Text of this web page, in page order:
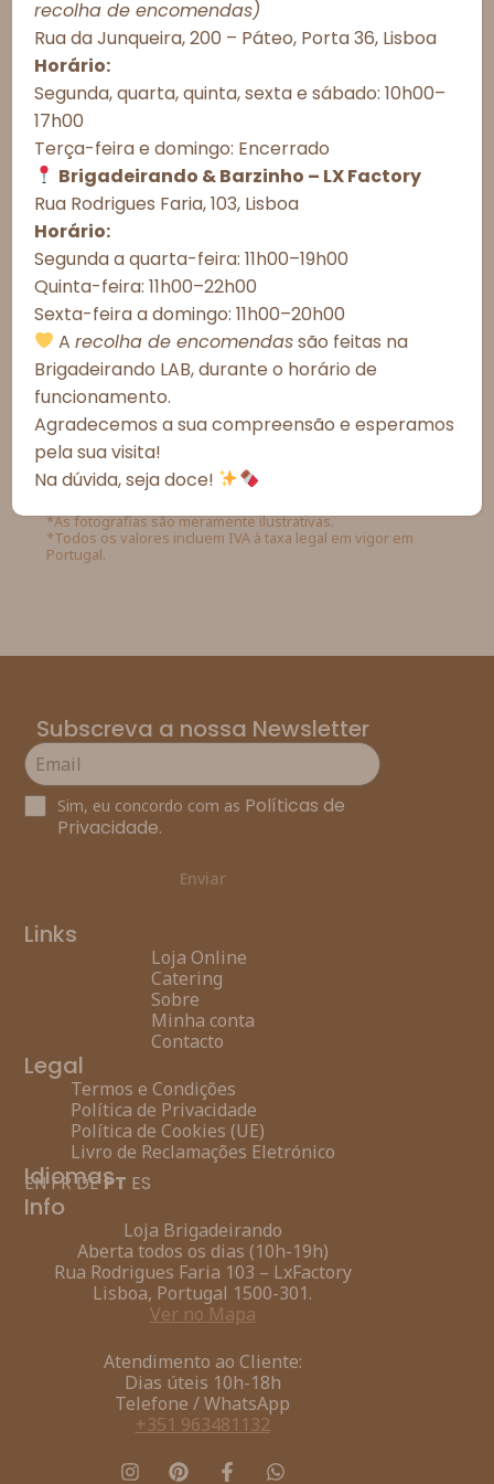
Para proporcionar as melhores experiências, utilizamos tecnologias
como cookies para armazenar e/ou acessar informações do
processar dados como comportamento de navegação ou IDs únicos
neste site. A não autorização ou a retirada do consentimento podem
afetar negativamente determinados recursos e funções.
Aceitar todos
Ver preferências
Política de Cookies Política de Privacidade – Brigadeirando
Esgotado
Observações do cliente:
Esgotado
Informações Importantes
Prazos de Entrega
Meios de Entrega
Alergénicos
*As fotografias são meramente ilustrativas.
*Todos os valores incluem IVA à taxa legal em vigor em
Portugal.
Subscreva a nossa Newsletter
Sim, eu concordo com as Políticas de
Privacidade.
Enviar
Links
Loja Online
Catering
Sobre
Minha conta
Contacto
Legal
Termos e Condições
Política de Privacidade
Política de Cookies (UE)
Livro de Reclamações Eletrónico
Idiomas
EN FR DEPT ES
Info
Loja Brigadeirando
Aberta todos os dias (10h-19h)
Rua Rodrigues Faria 103 – LxFactory
Lisboa, Portugal 1500-301.
Ver no Mapa
Atendimento ao Cliente:
Dias úteis 10h-18h
Telefone / WhatsApp
+351 963481132
recolha de encomendas)
Rua da Junqueira, 200 – Páteo, Porta 36, Lisboa
Horário:
Segunda, quarta, quinta, sexta e sábado: 10h00–
17h00
Terça-feira e domingo: Encerrado
Brigadeirando & Barzinho – LX Factory
Rua Rodrigues Faria, 103, Lisboa
Horário:
Segunda a quarta-feira: 11h00–19h00
Quinta-feira: 11h00–22h00
Sexta-feira a domingo: 11h00–20h00
Arecolha de encomendassão feitas na
Brigadeirando LAB, durante o horário de
funcionamento.
Agradecemos a sua compreensão e esperamos
pela sua visita!
Na dúvida, seja doce!